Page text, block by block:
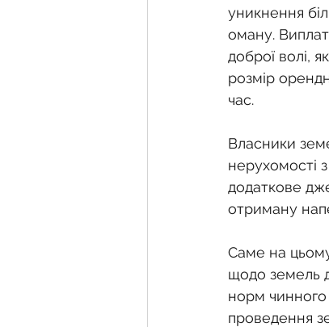
уникнення
оману.
доброї волі,
розмір
час.
Власники
нерухомості
додаткове
отриману
Саме на
щодо земель
норм чинного
проведення